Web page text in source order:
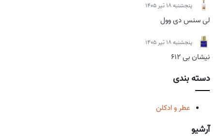
پنجشنبه 18 تیر 1405
لی سنس دی وول
پنجشنبه 18 تیر 1405
نیشان بی 612
دسته بندی
عطر و ادکلن
آرشیو